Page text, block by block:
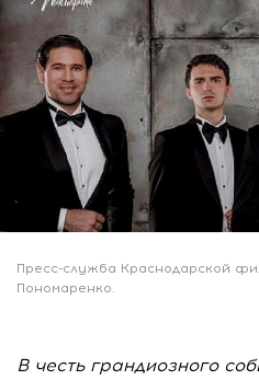
Пресс-служба Краснодарской
Пономаренко.
В честь грандиозного